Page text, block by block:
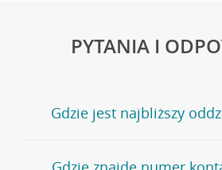
PYTANIA I
Gdzie jest najbliższy
Jeśli szukasz oddziału naszego